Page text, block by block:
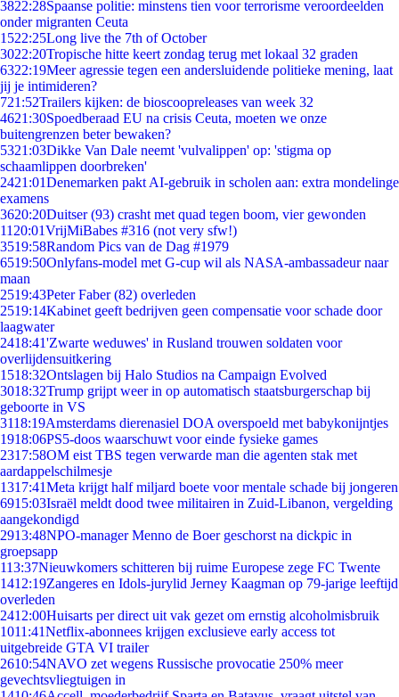
3822:28Spaanse politie: minstens tien voor terrorisme veroordeelden
onder migranten Ceuta
1522:25Long live the 7th of October
3022:20Tropische hitte keert zondag terug met lokaal 32 graden
6322:19Meer agressie tegen een andersluidende politieke mening, laat
jij je intimideren?
721:52Trailers kijken: de bioscoopreleases van week 32
4621:30Spoedberaad EU na crisis Ceuta, moeten we onze
buitengrenzen beter bewaken?
5321:03Dikke Van Dale neemt 'vulvalippen' op: 'stigma op
schaamlippen doorbreken'
2421:01Denemarken pakt AI-gebruik in scholen aan: extra mondelinge
examens
3620:20Duitser (93) crasht met quad tegen boom, vier gewonden
11 20:01VrijMiBabes #316 (not very sfw!)
3519:58Random Pics van de Dag #1979
6519:50Onlyfans-model met G-cup wil als NASA-ambassadeur naar
maan
2519:43Peter Faber (82) overleden
2519:14Kabinet geeft bedrijven geen compensatie voor schade door
laagwater
2418:41'Zwarte weduwes' in Rusland trouwen soldaten voor
overlijdensuitkering
1518:32Ontslagen bij Halo Studios na Campaign Evolved
3018:32Trump grijpt weer in op automatisch staatsburgerschap bij
geboorte in VS
3118:19Amsterdams dierenasiel DOA overspoeld met babykonijntjes
1918:06PS5-doos waarschuwt voor einde fysieke games
2317:58OM eist TBS tegen verwarde man die agenten stak met
aardappelschilmesje
1317:41Meta krijgt half miljard boete voor mentale schade bij jongeren
6915:03Israël meldt dood twee militairen in Zuid-Libanon, vergelding
aangekondigd
2913:48NPO-manager Menno de Boer geschorst na dickpic in
groepsapp
113:37Nieuwkomers schitteren bij ruime Europese zege FC Twente
1412:19Zangeres en Idols-jurylid Jerney Kaagman op 79-jarige leeftijd
overleden
2412:00Huisarts per direct uit vak gezet om ernstig alcoholmisbruik
1011:41Netflix-abonnees krijgen exclusieve early access tot
uitgebreide GTA VI trailer
2610:54NAVO zet wegens Russische provocatie 250% meer
gevechtsvliegtuigen in